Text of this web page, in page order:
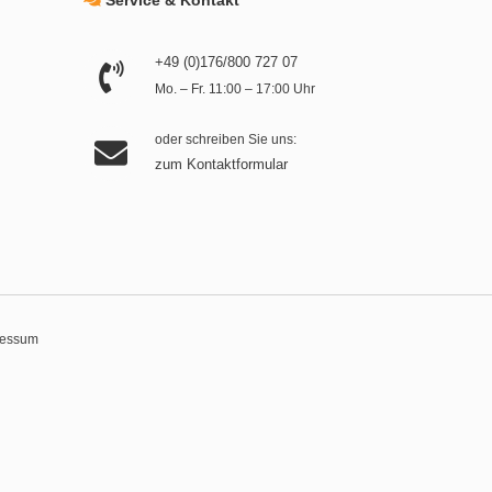
+49 (0)176/800 727 07
Mo. – Fr. 11:00 – 17:00 Uhr
oder schreiben Sie uns:
zum Kontaktformular